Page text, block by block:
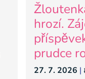
hrozí.
prudce
27. 7. 2026 |